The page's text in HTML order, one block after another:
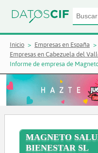
Inicio Empresas en España
Empresas en Cabezuela del
Informe de empresa de
MAGNETO
BIENESTAR SL